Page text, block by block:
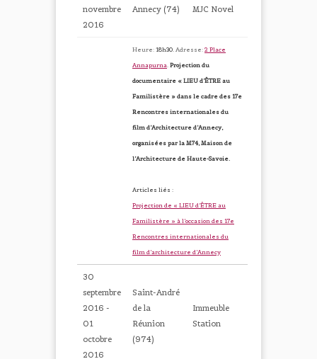
novembre
2016
Annecy (74) MJC Novel
Heure: 18h30. Adresse: 2 Place
Annapurna. Projection du
documentaire « LIEU d’ÊTRE au
Familistère » dans le cadre des 17e
Rencontres internationales du
film d’Architecture d’Annecy,
organisées par la M74, Maison de
l’Architecture de Haute-Savoie.
Articles liés :
Projection de « LIEU d’ÊTRE au
Familistère » à l’occasion des 17e
Rencontres internationales du
film d’architecture d’Annecy
30
septembre
2016 -
01
octobre
2016
Saint-André
de la
Réunion
(974)
Immeuble
Station